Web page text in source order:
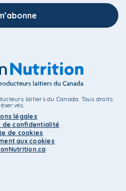
laitiers du Canada. Tous droits
légales
de confidentialité
de cookies
aux cookies